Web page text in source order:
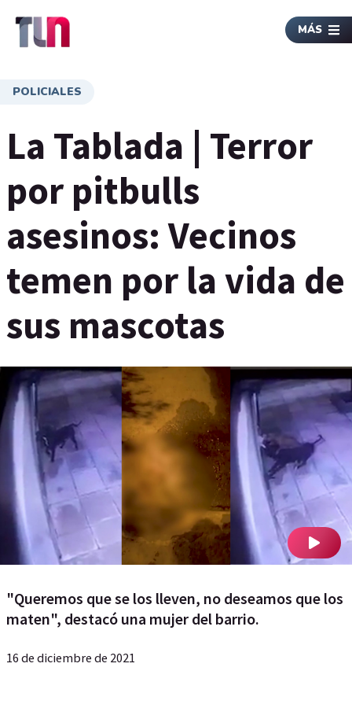
MÁS
POLICIALES
La Tablada | Terror
por pitbulls
asesinos: Vecinos
temen por la vida de
sus mascotas
"Queremos que se los lleven, no deseamos que los
maten", destacó una mujer del barrio.
16 de diciembre de 2021